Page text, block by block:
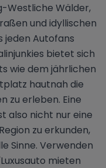
Westliche Wälder,
und idyllischen
jeden Autofans
bietet sich
wie dem jährlichen
hautnah die
zu erleben. Eine
also nicht nur eine
zu erkunden,
Sinne. Verwenden
mieten